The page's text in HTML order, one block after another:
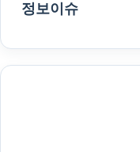
정보이슈